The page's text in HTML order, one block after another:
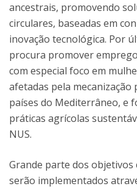
ancestrais, promovendo
circulares, baseadas em
inovação tecnológica. Por
procura promover
com especial foco em
afetadas pela
países do Mediterrâneo, e
práticas agrícolas
NUS.
Grande parte dos
serão implementados